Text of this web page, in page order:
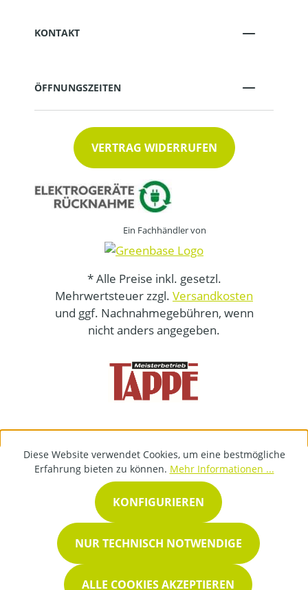
KONTAKT
ÖFFNUNGSZEITEN
VERTRAG WIDERRUFEN
Ein Fachhändler von
* Alle Preise inkl. gesetzl.
Mehrwertsteuer zzgl. Versandkosten
und ggf. Nachnahmegebühren, wenn
nicht anders angegeben.
Diese Website verwendet Cookies, um eine bestmögliche
Erfahrung bieten zu können. Mehr Informationen ...
NUR TECHNISCH NOTWENDIGE
KONFIGURIEREN
ALLE COOKIES AKZEPTIEREN